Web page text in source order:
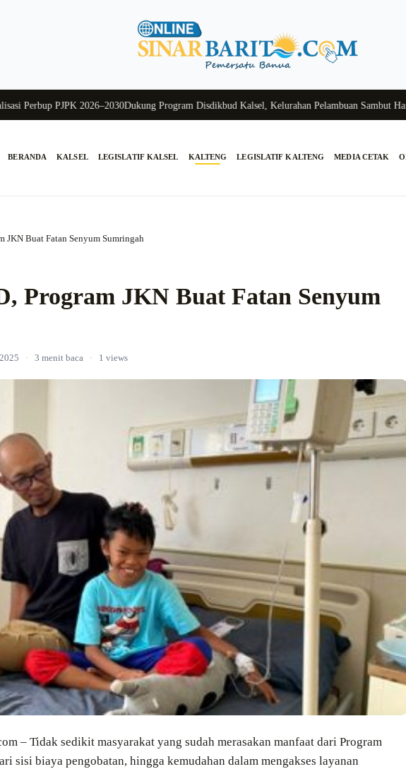
PJPK 2026–2030Dukung Program Disdikbud Kalsel, Kelurahan Pelambuan Sambut Hangat
BERANDA KALSEL LEGISLATIF KALSEL KALTENG LEGISLATIF KALTENG MEDIA CETAK
JKN Buat Fatan Senyum Sumringah
Program JKN Buat Fatan Senyum
· 3 menit baca · 1 views
– Tidak sedikit masyarakat yang sudah merasakan manfaat dari Program
sisi biaya pengobatan, hingga kemudahan dalam mengakses layanan